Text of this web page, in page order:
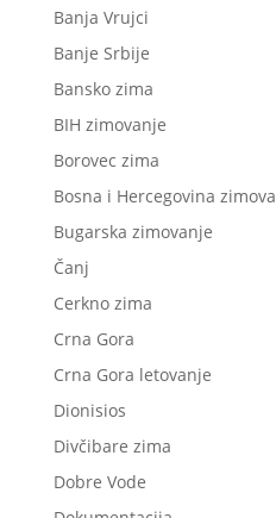
Banja Vrujci
Banje Srbije
Bansko zima
BIH zimovanje
Borovec zima
Bosna i Hercegovina
Bugarska zimovanje
Čanj
Cerkno zima
Crna Gora
Crna Gora letovanje
Dionisios
Divčibare zima
Dobre Vode